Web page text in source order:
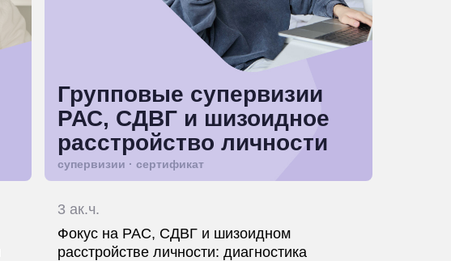
Групповые супервизии
РАС, СДВГ и шизоидное
расстройство личности
супервизии · сертификат
3 ак.ч.
Фокус на РАС, СДВГ и шизоидном
расстройстве личности: диагностика